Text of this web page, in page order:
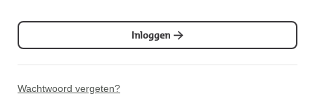
Inloggen
Wachtwoord vergeten?